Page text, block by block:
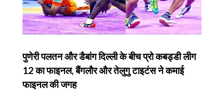
पुणेरी पलतन और डैबांग दिल्ली के बीच प्रो कबड्डी लीग
12 का फाइनल, बैंगलौर और तेलुगु टाइटंस ने कमाई
फाइनल की जगह